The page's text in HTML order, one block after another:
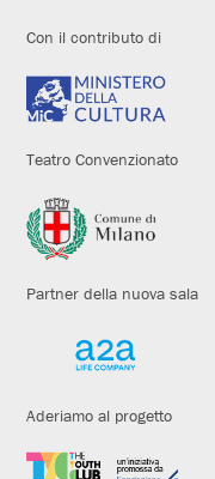
Con il contributo di
Teatro Convenzionato
Partner della nuova sala
Aderiamo al progetto